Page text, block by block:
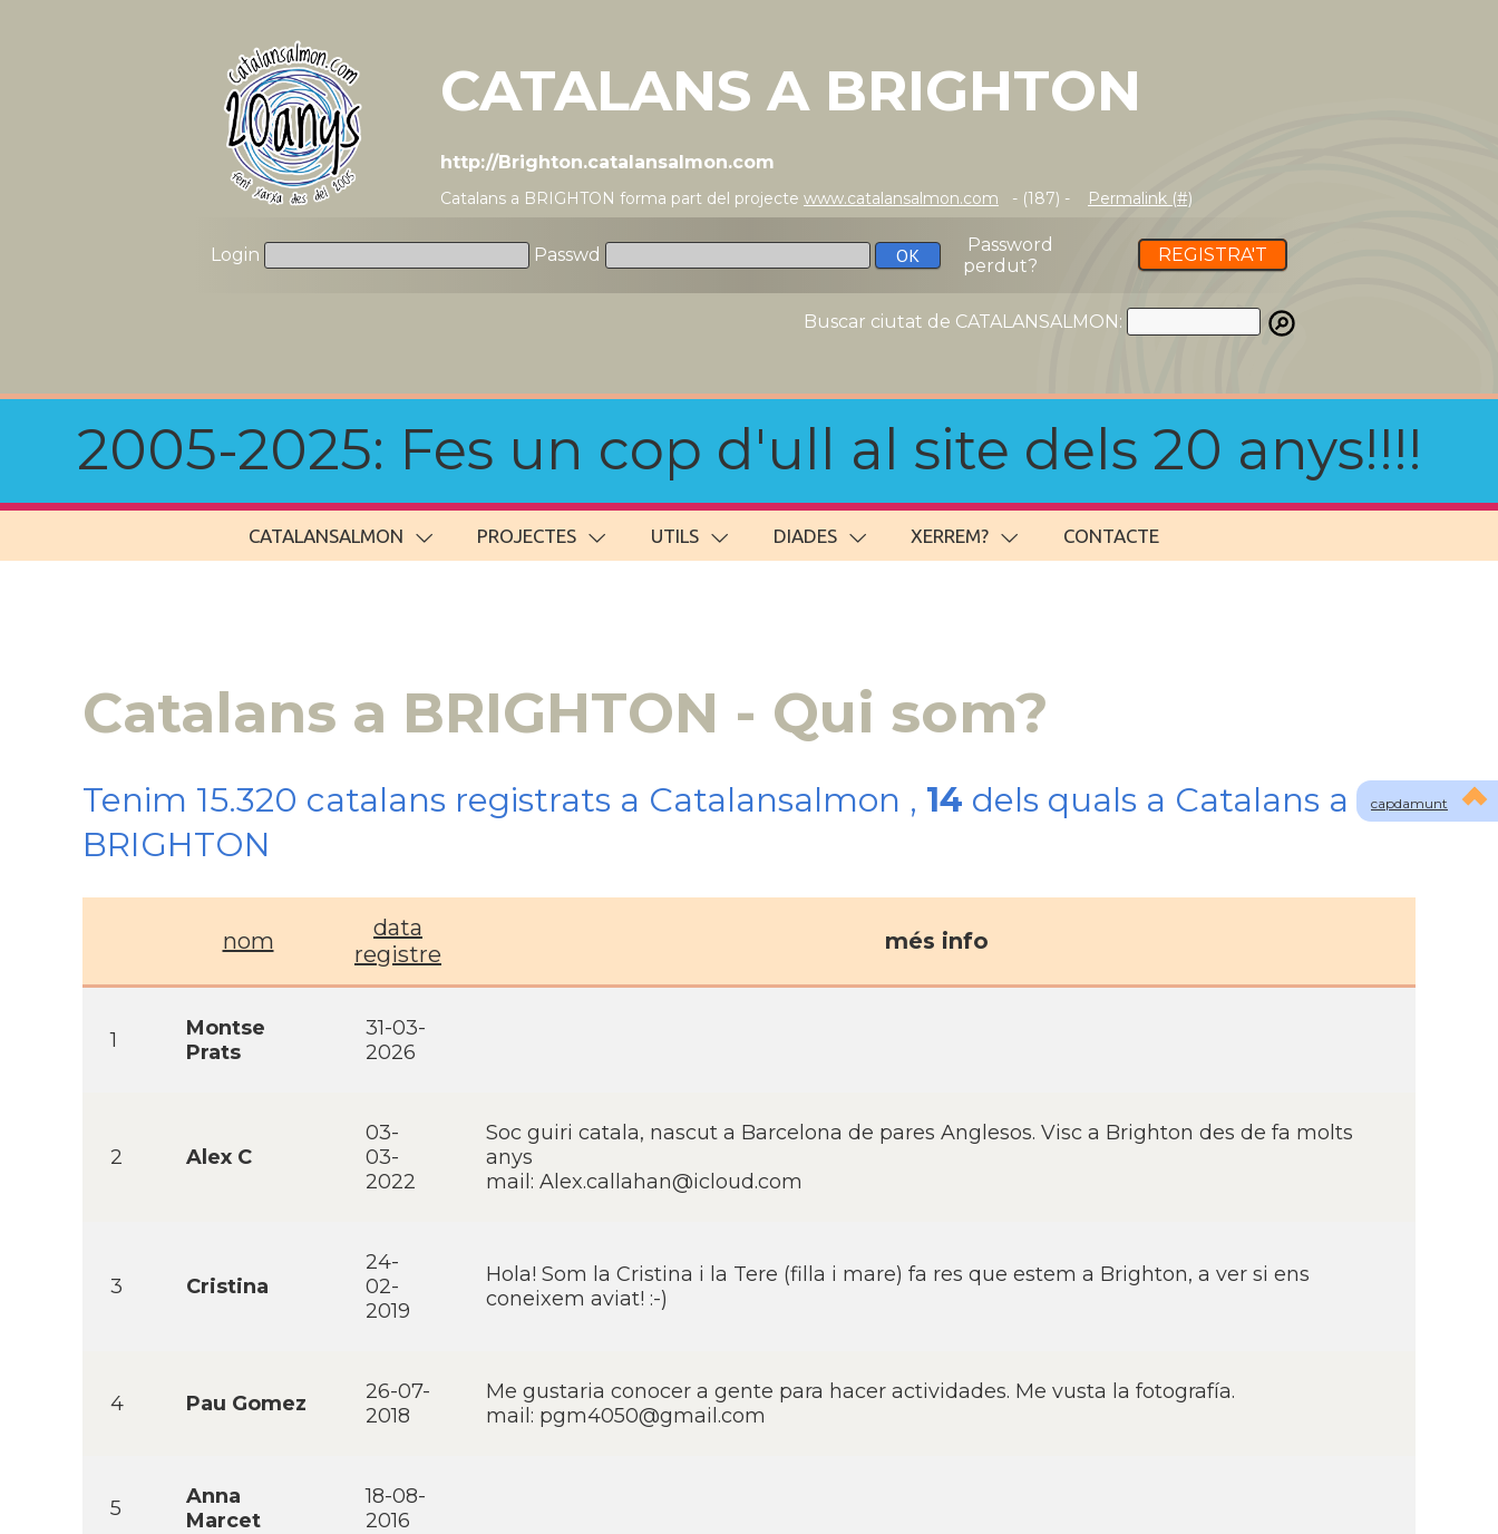
CATALANS A BRIGHTON
http://Brighton.catalansalmon.com
Catalans a BRIGHTON forma part del projecte www.catalansalmon.com - (187) - Permalink (#)
Login Passwd
Password
perdut?
REGISTRA'T
Buscar ciutat de CATALANSALMON:
2005-2025: Fes un cop d'ull al site dels 20 anys!!!!
CATALANSALMON PROJECTES UTILS DIADES XERREM? CONTACTE
capdamunt
Catalans a BRIGHTON - Qui som?
Tenim 15.320 catalans registrats a Catalansalmon , 14 dels quals a Catalans a
BRIGHTON
nom
data
registre
més info
1
Montse
Prats
31-03-
2026
2 Alex C
03-
03-
2022
Soc guiri catala, nascut a Barcelona de pares Anglesos. Visc a Brighton des de fa molts
anys
mail: Alex.callahan@icloud.com
3 Cristina
24-
02-
2019
Hola! Som la Cristina i la Tere (filla i mare) fa res que estem a Brighton, a ver si ens
coneixem aviat! :-)
4 Pau Gomez
26-07-
2018
Me gustaria conocer a gente para hacer actividades. Me vusta la fotografí­a.
mail: pgm4050@gmail.com
5
Anna
Marcet
18-08-
2016